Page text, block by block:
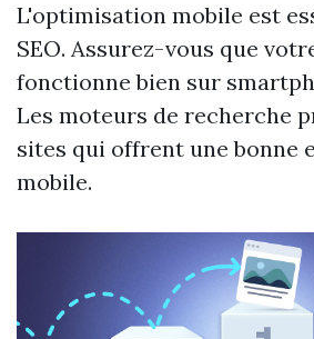
L'optimisation mobile est
SEO. Assurez-vous que
fonctionne bien sur
Les moteurs de recherche
sites qui offrent une bonne
mobile.